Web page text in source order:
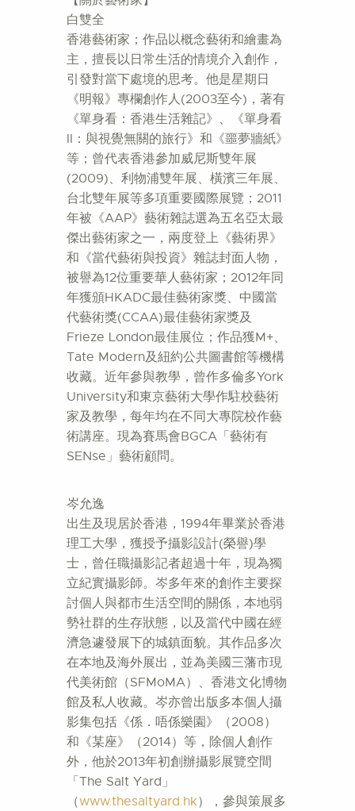
白雙全
香港藝術家；作品以概念藝術和繪畫為
主，擅長以日常生活的情境介入創作，
引發對當下處境的思考。他是星期日
《明報》專欄創作人(2003至今)，著有
《單身看：香港生活雜記》、《單身看
II：與視覺無關的旅行》和《噩夢牆紙》
等；曾代表香港參加威尼斯雙年展
(2009)、利物浦雙年展、橫濱三年展、
台北雙年展等多項重要國際展覽；2011
年被《AAP》藝術雜誌選為五名亞太最
傑出藝術家之一，兩度登上《藝術界》
和《當代藝術與投資》雜誌封面人物，
被譽為12位重要華人藝術家；2012年同
年獲頒HKADC最佳藝術家獎、中國當
代藝術獎(CCAA)最佳藝術家獎及
Frieze London最佳展位；作品獲M+、
Tate Modern及紐約公共圖書館等機構
收藏。近年參與教學，曾作多倫多York
University和東京藝術大學作駐校藝術
家及教學，每年均在不同大專院校作藝
術講座。現為賽馬會BGCA「藝術有
SENse」藝術顧問。
岑允逸
出生及現居於香港，1994年畢業於香港
理工大學，獲授予攝影設計(榮譽)學
士，曾任職攝影記者超過十年，現為獨
立紀實攝影師。岑多年來的創作主要探
討個人與都市生活空間的關係，本地弱
勢社群的生存狀態，以及當代中國在經
濟急遽發展下的城鎮面貌。其作品多次
在本地及海外展出，並為美國三藩市現
代美術館（SFMoMA）、香港文化博物
館及私人收藏。岑亦曾出版多本個人攝
影集包括《係．唔係樂園》（2008）
和《某座》（2014）等，除個人創作
外，他於2013年初創辦攝影展覽空間
「The Salt Yard」
（www.thesaltyard.hk），參與策展多